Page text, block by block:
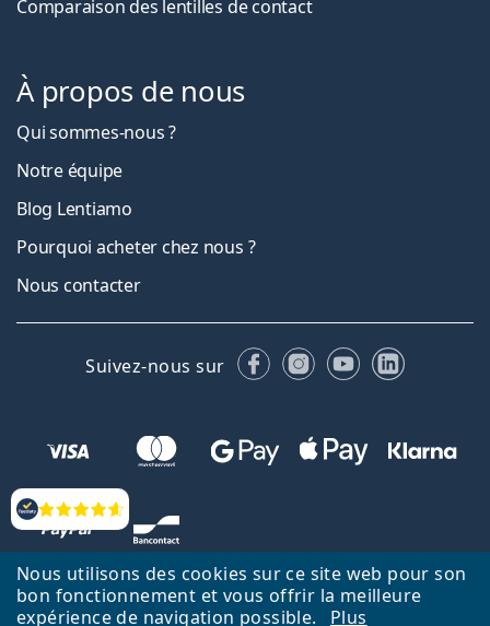
Nous utilisons des cookies sur ce site web pour son
bon fonctionnement et vous offrir la meilleure
expérience de navigation possible.
Plus
Évaluation
Comparaison des lentilles de contact
À propos de nous
Qui sommes-nous ?
Notre équipe
Blog Lentiamo
Pourquoi acheter chez nous ?
Nous contacter
Suivez-nous sur FacebookInstagram
YouTubeLinkedIn